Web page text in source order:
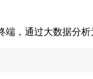
，通过大数据分析